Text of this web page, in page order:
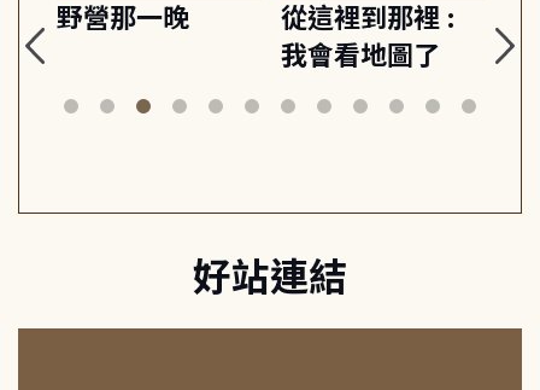
野營那一晚
從這裡到那裡 :
我會看地圖了
美
好站連結